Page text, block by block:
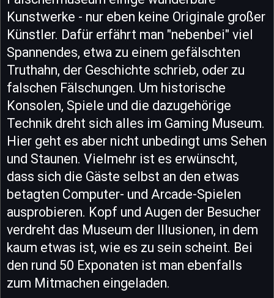
Kunstwerke - nur eben keine Originale großer
Künstler. Dafür erfährt man "nebenbei" viel
Spannendes, etwa zu einem gefälschten
Truthahn, der Geschichte schrieb, oder zu
falschen Fälschungen. Um historische
Konsolen, Spiele und die dazugehörige
Technik dreht sich alles im Gaming Museum.
Hier geht es aber nicht unbedingt ums Sehen
und Staunen. Vielmehr ist es erwünscht,
dass sich die Gäste selbst an den etwas
betagten Computer- und Arcade-Spielen
ausprobieren. Kopf und Augen der Besucher
verdreht das Museum der Illusionen, in dem
kaum etwas ist, wie es zu sein scheint. Bei
den rund 50 Exponaten ist man ebenfalls
zum Mitmachen eingeladen.